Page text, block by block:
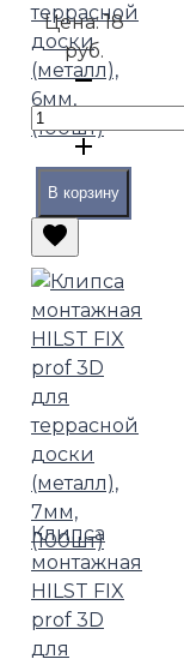
террасной
доски
(металл),
6мм,
(100шт)
Цена:18
руб.
В корзину
Клипса
монтажная
HILST FIX
prof 3D
для